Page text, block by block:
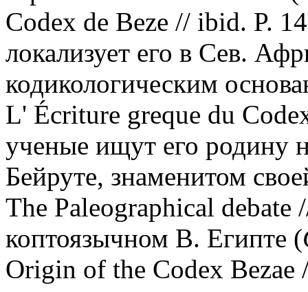
Codex de Beze // ibid. P.
локализует его в Сев.
кодикологическим
L' Écriture greque du
ученые ищут его родину
Бейруте, знаменитом
The Paleographical
коптоязычном В. Египте (
Origin of the Codex Bezae